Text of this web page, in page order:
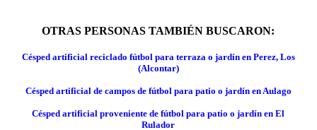
OTRAS PERSONAS TAMBIÉN BUSCARON:
Césped artificial reciclado fútbol para terraza o jardín en Perez, Los
(Alcontar)
Césped artificial de campos de fútbol para patio o jardín en Aulago
Césped artificial proveniente de fútbol para patio o jardín en El
Rulador